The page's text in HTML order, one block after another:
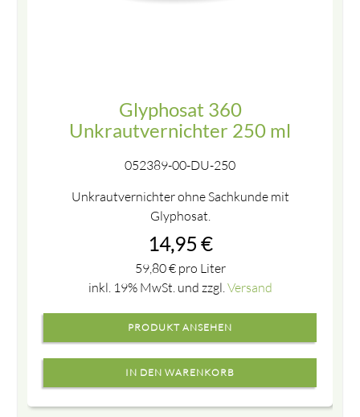
Glyphosat 360
Unkrautvernichter 250 ml
052389-00-DU-250
Unkrautvernichter ohne Sachkunde mit
Glyphosat.
14,95 €
59,80€pro Liter
inkl. 19% MwSt. und zzgl.Versand
PRODUKT ANSEHEN